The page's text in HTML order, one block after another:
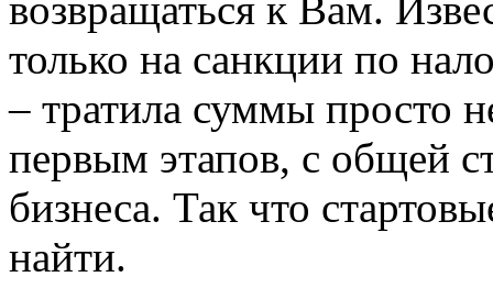
только на санкции по
– тратила суммы просто
первым этапов, с общей
бизнеса. Так что
найти.